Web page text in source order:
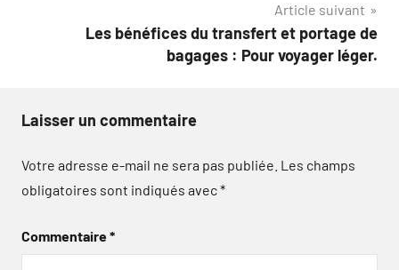
Article suivant
Les bénéfices du transfert et portage de
bagages : Pour voyager léger.
Laisser un commentaire
Votre adresse e-mail ne sera pas publiée. Les champs
obligatoires sont indiqués avec*
Commentaire*